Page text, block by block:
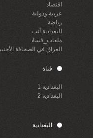
اقتصاد
عربية ودولية
رياضة
البغدادية أنت
ملفات_فساد
العراق في الصحافة
قناة
البغدادية 1
البغدادية 2
البغدادية